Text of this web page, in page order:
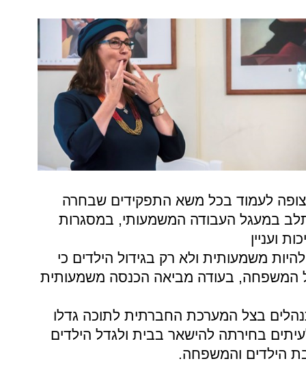
לעמוד בכל משא התפקידים שבחרה
במעגל העבודה המשמעותי, במסגרות
ועניין
משמעותית ולא רק בגידול הילדים כי
המשפחה, בעודה מביאה הכנסה משמעותית
בצל המערכת החברתית לתוכה גדלו
בחירתה להישאר בבית ולגדל הילדים
הילדים והמשפחה.